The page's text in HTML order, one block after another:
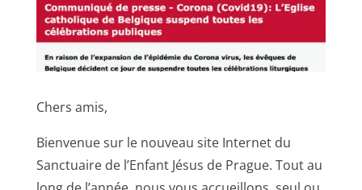
Chers amis,
Bienvenue sur le nouveau site Internet du
Sanctuaire de l’Enfant Jésus de Prague. Tout au